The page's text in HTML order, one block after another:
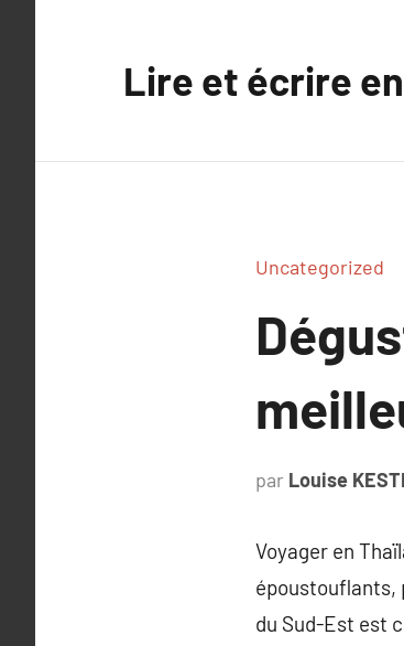
Lire et écrire
Uncategorized
par Louise
Voyager en
époustouflants,
du Sud-Est est